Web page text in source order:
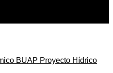
BUAP Proyecto Hídrico